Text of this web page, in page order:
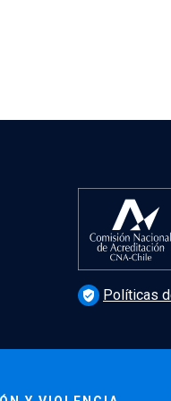
verified_user Políticas